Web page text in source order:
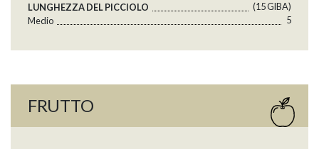
LUNGHEZZA DEL PICCIOLO
(15 GlBA)
Medio
5
FRUTTO